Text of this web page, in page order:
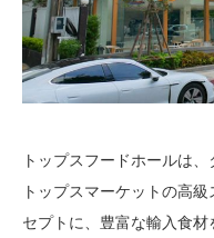
トップスフードホールは
トップスマーケットの高
セプトに、豊富な輸入食